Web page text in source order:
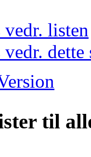
listen
dette
til